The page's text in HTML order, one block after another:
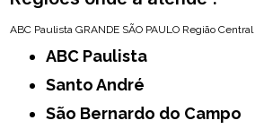
ABC Paulista GRANDE SÃO PAULO Região Central
ABC Paulista
Santo André
São Bernardo do Campo